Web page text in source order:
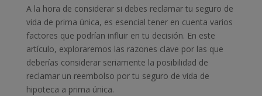
A la hora de considerar si debes reclamar tu seguro de
vida de prima única, es esencial tener en cuenta varios
factores que podrían influir en tu decisión. En este
artículo, exploraremos las razones clave por las que
deberías considerar seriamente la posibilidad de
reclamar un reembolso por tu seguro de vida de
hipoteca a prima única.